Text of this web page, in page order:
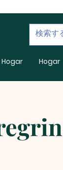
Hogar Hogar